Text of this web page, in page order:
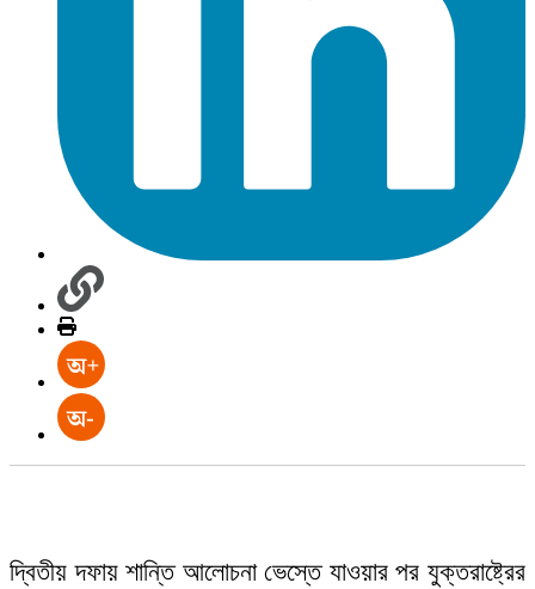
দ্বিতীয় দফায় শান্তি আলোচনা ভেস্তে যাওয়ার পর যুক্তরাষ্ট্রের